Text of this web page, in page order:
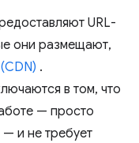
URL-
они размещают,
.
в том, что
— просто
— и не требует